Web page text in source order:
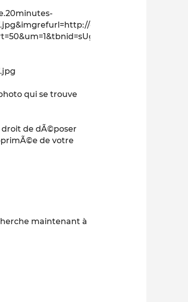
gueulante.20minutes-
qui se trouve
droit de dÃ©poser
de votre
maintenant à